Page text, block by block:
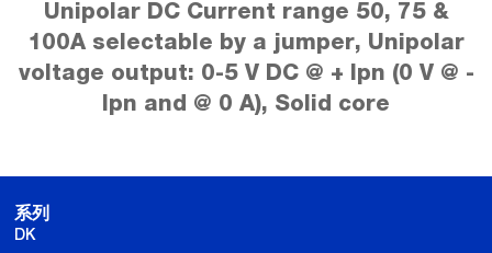
Unipolar DC Current range 50, 75 &
100A selectable by a jumper, Unipolar
voltage output: 0-5 V DC @ + Ipn (0 V @ -
Ipn and @ 0 A), Solid core
系列
DK